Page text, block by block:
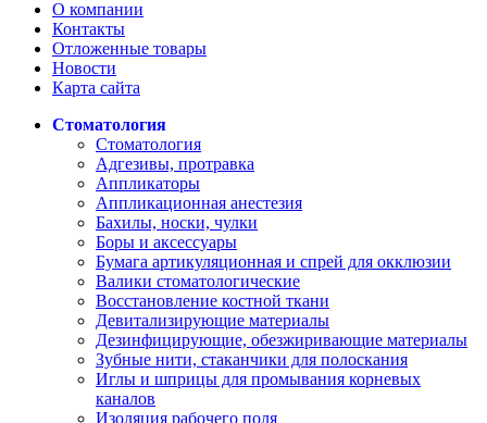
О компании
Контакты
Отложенные товары
Новости
Карта сайта
Стоматология
Стоматология
Адгезивы, протравка
Аппликаторы
Аппликационная анестезия
Бахилы, носки, чулки
Боры и аксессуары
Бумага артикуляционная и спрей для окклюзии
Валики стоматологические
Восстановление костной ткани
Девитализирующие материалы
Дезинфицирующие, обезжиривающие материалы
Зубные нити, стаканчики для полоскания
Иглы и шприцы для промывания корневых
каналов
Изоляция рабочего поля